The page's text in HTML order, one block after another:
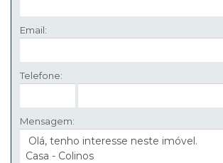
Email:
Telefone:
Mensagem: